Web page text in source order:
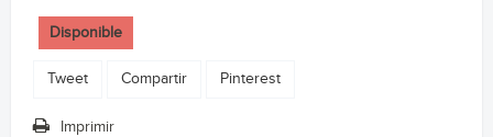
Disponible
Tweet Compartir Pinterest
Imprimir